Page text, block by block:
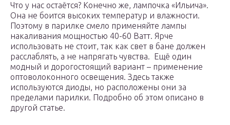
Что у нас остаётся? Конечно же, лампочка «Ильича».
Она не боится высоких температур и влажности.
Поэтому в парилке смело применяйте лампы
накаливания мощностью 40-60 Ватт. Ярче
использовать не стоит, так как свет в бане должен
расслаблять, а не напрягать чувства. Ещё один
модный и дорогостоящий вариант – применение
оптоволоконного освещения. Здесь также
используются диоды, но расположены они за
пределами парилки. Подробно об этом описано в
другой статье.